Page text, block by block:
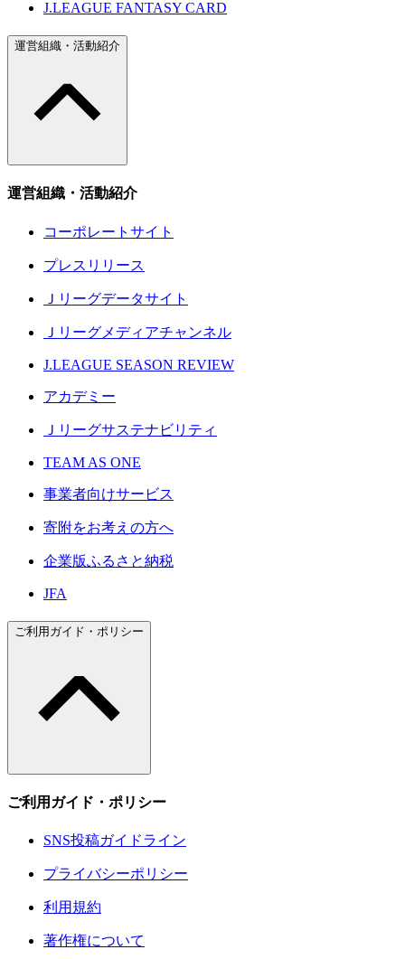
J.LEAGUE FANTASY CARD
運営組織・活動紹介
運営組織・活動紹介
コーポレートサイト
プレスリリース
Ｊリーグデータサイト
Ｊリーグメディアチャンネル
J.LEAGUE SEASON REVIEW
アカデミー
Ｊリーグサステナビリティ
TEAM AS ONE
事業者向けサービス
寄附をお考えの方へ
企業版ふるさと納税
JFA
ご利用ガイド・ポリシー
ご利用ガイド・ポリシー
SNS投稿ガイドライン
プライバシーポリシー
利用規約
著作権について